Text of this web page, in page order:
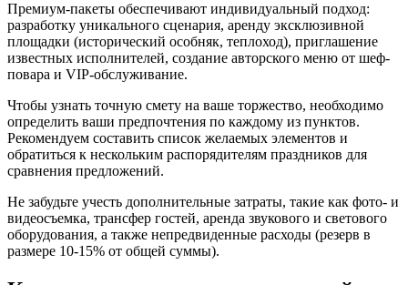
Премиум-пакеты обеспечивают индивидуальный подход:
разработку уникального сценария, аренду эксклюзивной
площадки (исторический особняк, теплоход), приглашение
известных исполнителей, создание авторского меню от шеф-
повара и VIP-обслуживание.
Чтобы узнать точную смету на ваше торжество, необходимо
определить ваши предпочтения по каждому из пунктов.
Рекомендуем составить список желаемых элементов и
обратиться к нескольким распорядителям праздников для
сравнения предложений.
Не забудьте учесть дополнительные затраты, такие как фото- и
видеосъемка, трансфер гостей, аренда звукового и светового
оборудования, а также непредвиденные расходы (резерв в
размере 10-15% от общей суммы).